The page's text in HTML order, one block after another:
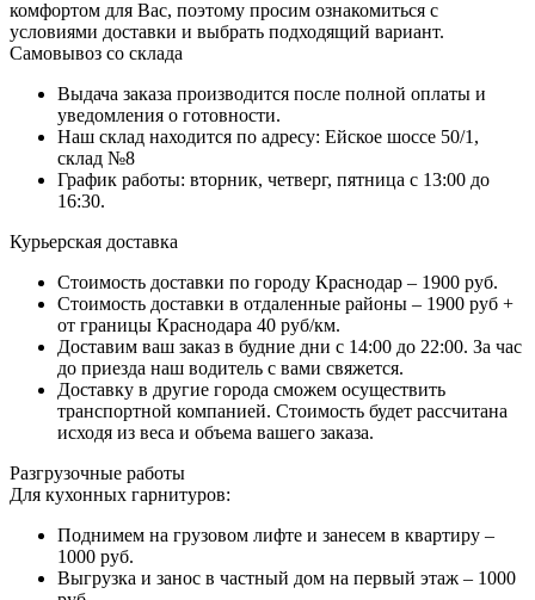
комфортом для Вас, поэтому просим ознакомиться с
условиями доставки и выбрать подходящий вариант.
Самовывоз со склада
Выдача заказа производится после полной оплаты и
уведомления о готовности.
Наш склад находится по адресу: Ейское шоссе 50/1,
склад №8
График работы: вторник, четверг, пятница с 13:00 до
16:30.
Курьерская доставка
Стоимость доставки по городу Краснодар – 1900 руб.
Стоимость доставки в отдаленные районы – 1900 руб +
от границы Краснодара 40 руб/км.
Доставим ваш заказ в будние дни с 14:00 до 22:00. За час
до приезда наш водитель с вами свяжется.
Доставку в другие города сможем осуществить
транспортной компанией. Стоимость будет рассчитана
исходя из веса и объема вашего заказа.
Разгрузочные работы
Для кухонных гарнитуров:
Поднимем на грузовом лифте и занесем в квартиру –
1000 руб.
Выгрузка и занос в частный дом на первый этаж – 1000